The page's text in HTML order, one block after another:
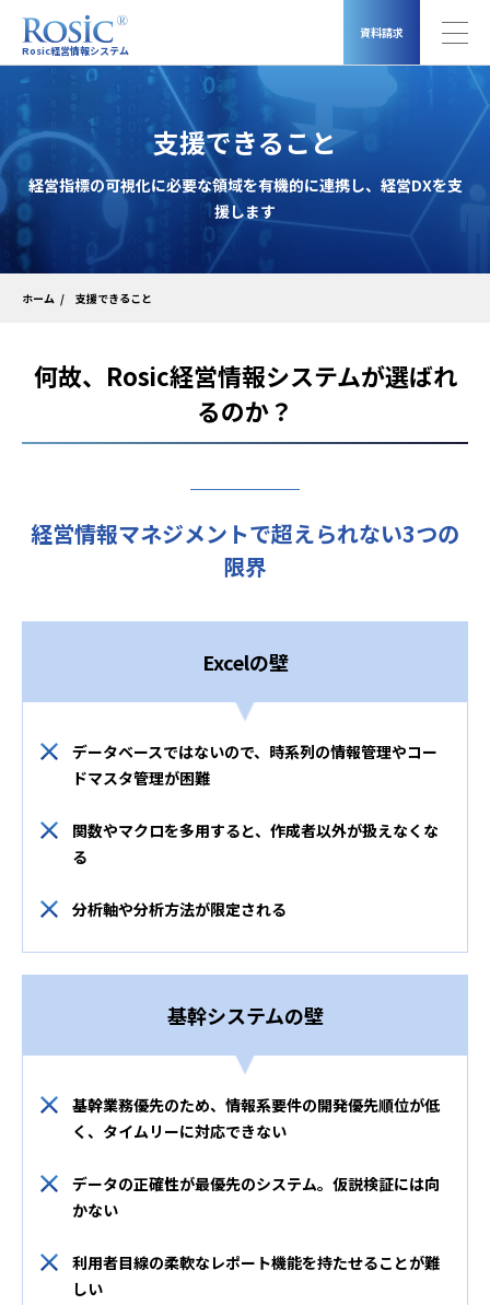
Rosic経営情報システム
資料請求
支援できること
経営指標の可視化に必要な領域を有機的に連携し、経営DXを支
援します
ホーム 支援できること
何故、Rosic経営情報システムが選ばれ
るのか？
経営情報マネジメントで超えられない3つの
限界
Excelの壁
データベースではないので、時系列の情報管理やコー
ドマスタ管理が困難
関数やマクロを多用すると、作成者以外が扱えなくな
る
分析軸や分析方法が限定される
基幹システムの壁
基幹業務優先のため、情報系要件の開発優先順位が低
く、タイムリーに対応できない
データの正確性が最優先のシステム。仮説検証には向
かない
利用者目線の柔軟なレポート機能を持たせることが難
しい